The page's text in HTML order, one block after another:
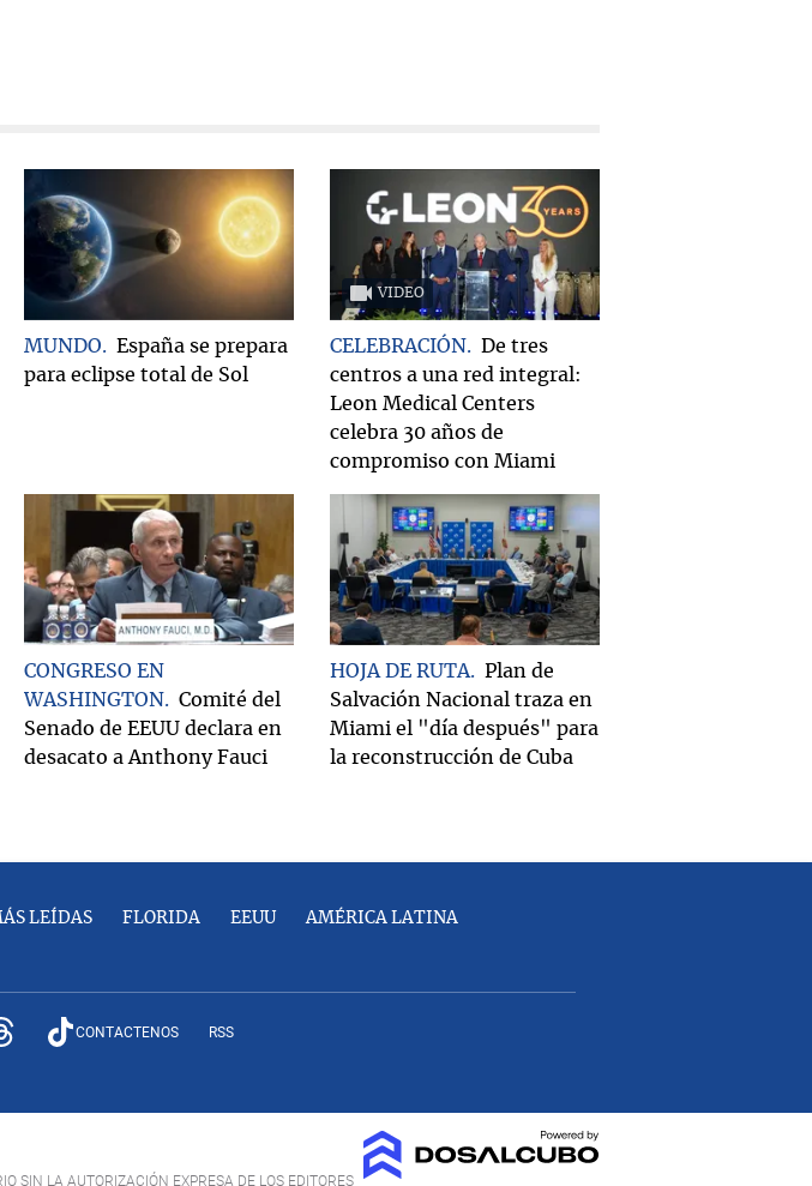
MUNDO
España se prepara
para eclipse total de Sol
VIDEO
CELEBRACIÓN
De tres
centros a una red integral:
Leon Medical Centers
celebra 30 años de
compromiso con Miami
CONGRESO EN
WASHINGTON
Comité del
Senado de EEUU declara en
desacato a Anthony Fauci
HOJA DE RUTA
Plan de
Salvación Nacional traza en
Miami el "día después" para
la reconstrucción de Cuba
LEÍDAS FLORIDA EEUU AMÉRICA LATINA
CONTACTENOS RSS
SIN LA AUTORIZACIÓN EXPRESA DE LOS EDITORES